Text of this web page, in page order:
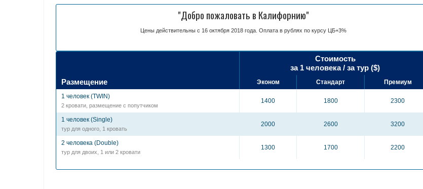
"Добро пожаловать в Калифорнию"
Цены действительны с 16 октября 2018 года. Оплата в рублях по курсу ЦБ+3%
Стоимость
за 1 человека / за тур ($)
Размещение
Эконом Стандарт
Премиум
1 человек (TWIN)
2 кровати, размещение с попутчиком
1400 1800 2300
1 человек (Single)
тур для одного, 1 кровать
2000 2600 3200
2 человека (Double)
тур для двоих, 1 или 2 кровати
1300 1700 2200